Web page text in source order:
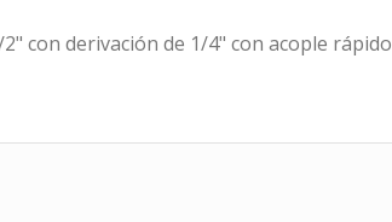
con derivación de 1/4" con acople rápido